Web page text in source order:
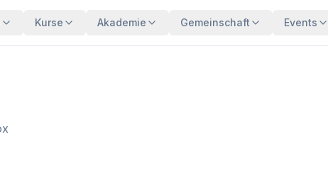
Kurse Akademie Gemeinschaft Events